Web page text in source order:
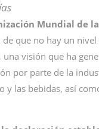
Mundial de la
que no hay un nivel
visión que ha
por parte de la
y las bebidas, así